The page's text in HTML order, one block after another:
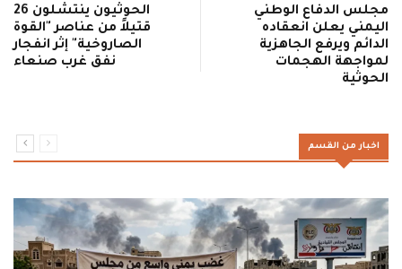
مجلس الدفاع الوطني
اليمني يعلن انعقاده
الدائم ويرفع الجاهزية
لمواجهة الهجمات
الحوثية
الحوثيون ينتشلون 26
قتيلاً من عناصر "القوة
الصاروخية" إثر انفجار
نفق غرب صنعاء
اخبار من القسم